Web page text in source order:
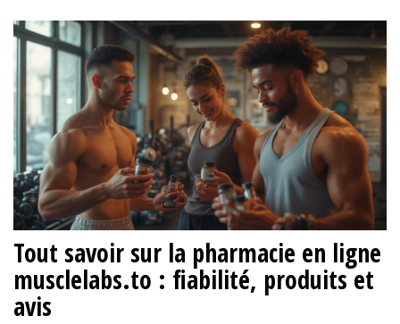
Tout savoir sur la pharmacie en ligne
musclelabs.to : fiabilité, produits et
avis